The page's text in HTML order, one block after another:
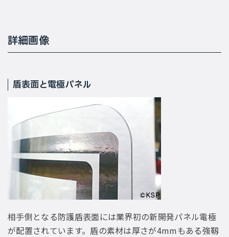
詳細画像
盾表面と電極パネル
相手側となる防護盾表面には業界初の新開発パネル電極
が配置されています。盾の素材は厚さが4mmもある強靱